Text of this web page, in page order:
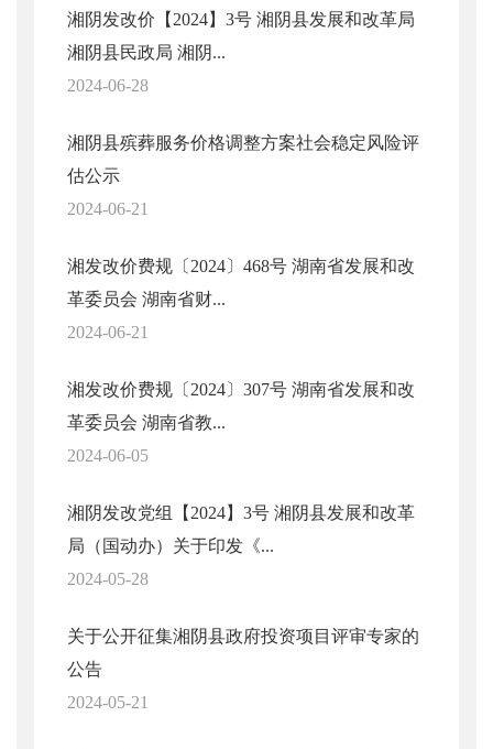
湘阴发改价【2024】3号 湘阴县发展和改革局
湘阴县民政局 湘阴...
2024-06-28
湘阴县殡葬服务价格调整方案社会稳定风险评
估公示
2024-06-21
湘发改价费规〔2024〕468号 湖南省发展和改
革委员会 湖南省财...
2024-06-21
湘发改价费规〔2024〕307号 湖南省发展和改
革委员会 湖南省教...
2024-06-05
湘阴发改党组【2024】3号 湘阴县发展和改革
局（国动办）关于印发《...
2024-05-28
关于公开征集湘阴县政府投资项目评审专家的
公告
2024-05-21